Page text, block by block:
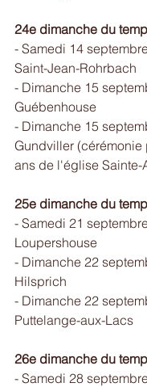
24e dimanche du
- Samedi 14
Saint-Jean-Rohrbach
- Dimanche 15
Guébenhouse
- Dimanche 15
Gundviller (cérémonie
ans de l'église Sainte-
25e dimanche du
- Samedi 21
Loupershouse
- Dimanche 22
Hilsprich
- Dimanche 22
Puttelange-aux-Lacs
26e dimanche du
- Samedi 28